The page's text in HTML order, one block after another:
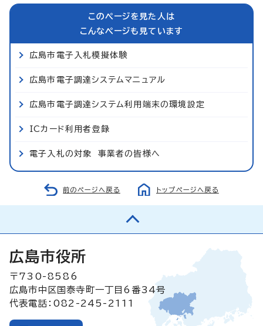
このページを見た人は
こんなページも見ています
広島市電子入札模擬体験
広島市電子調達システムマニュアル
広島市電子調達システム利用端末の環境設定
ICカード利用者登録
電子入札の対象 事業者の皆様へ
前のページへ戻る トップページへ戻る
広島市役所
〒730-8586
広島市中区国泰寺町一丁目6番34号
代表電話：082-245-2111